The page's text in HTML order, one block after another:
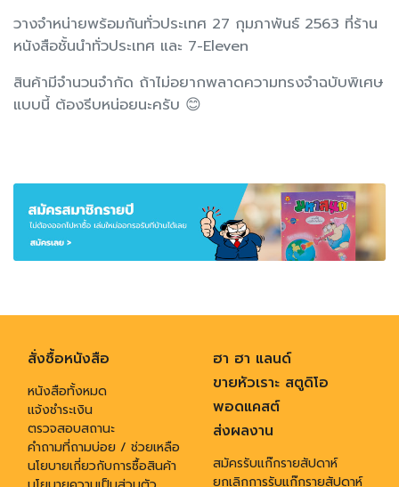
วางจำหน่ายพร้อมกันทั่วประเทศ 27 กุมภาพันธ์ 2563 ที่ร้าน
หนังสือชั้นนำทั่วประเทศ และ 7-Eleven
สินค้ามีจำนวนจำกัด ถ้าไม่อยากพลาดความทรงจำฉบับพิเศษ
แบบนี้ ต้องรีบหน่อยนะครับ 😊
สั่งซื้อหนังสือ
หนังสือทั้งหมด
แจ้งชำระเงิน
ตรวจสอบสถานะ
คำถามที่ถามบ่อย / ช่วยเหลือ
นโยบายเกี่ยวกับการซื้อสินค้า
ฮา ฮา แลนด์
ขายหัวเราะ สตูดิโอ
พอดแคสต์
ส่งผลงาน
สมัครรับแก๊กรายสัปดาห์
ยกเลิกการรับแก๊กรายสัปดาห์